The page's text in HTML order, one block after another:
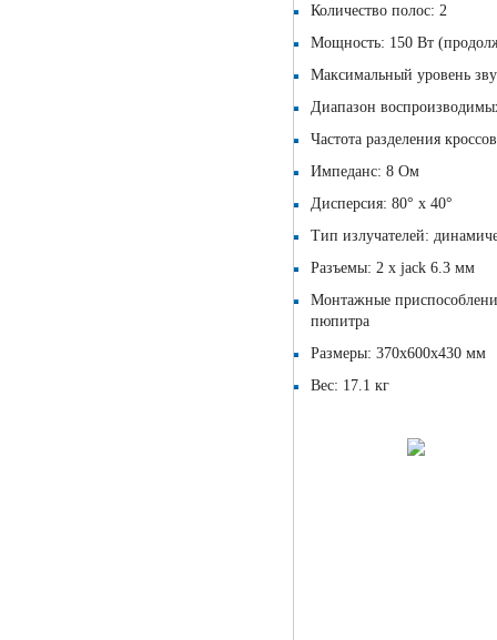
Количество полос: 2
Мощность: 150 Вт
Максимальный уровень
Диапазон
Частота разделения
Импеданс: 8 Ом
Дисперсия: 80° х 40°
Тип излучателей:
Разъемы: 2 х jack 6.3 мм
Монтажные
пюпитра
Размеры: 370x600x430 мм
Вес: 17.1 кг